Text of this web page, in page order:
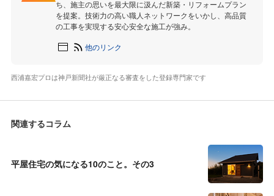
ち、施主の思いを最大限に汲んだ新築・リフォームプラン
を提案。技術力の高い職人ネットワークをいかし、高品質
の工事を実現する安心安全な施工が強み。
他のリンク
西浦嘉宏プロは神戸新聞社が厳正なる審査をした登録専門家です
関連するコラム
平屋住宅の気になる10のこと。その3